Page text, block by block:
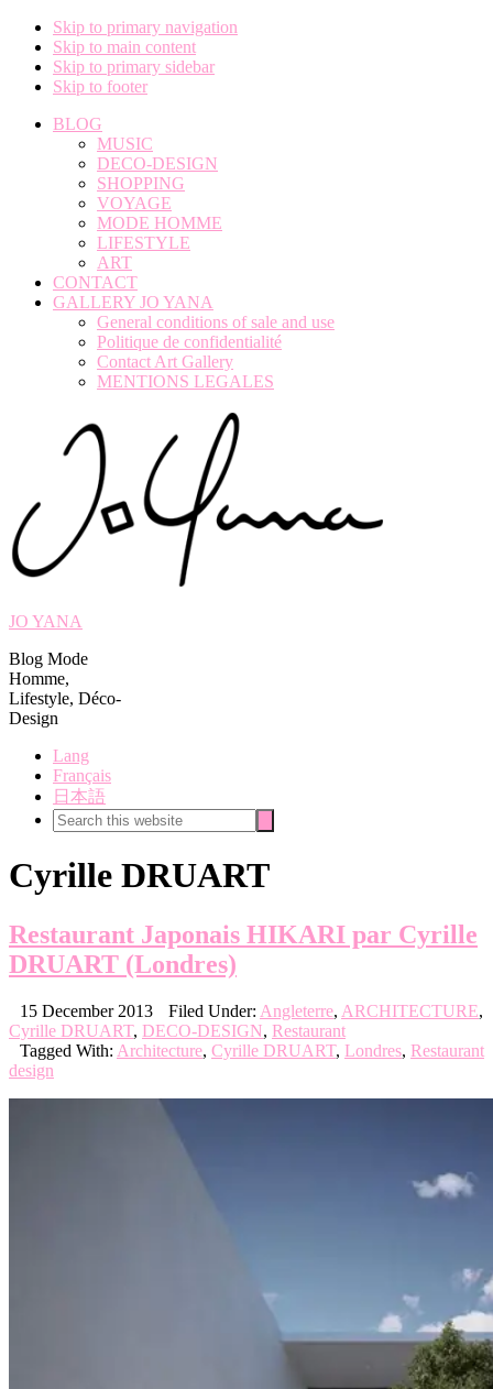
Skip to primary navigation
Skip to main content
Skip to primary sidebar
Skip to footer
BLOG
MUSIC
DECO-DESIGN
SHOPPING
VOYAGE
MODE HOMME
LIFESTYLE
ART
CONTACT
GALLERY JO YANA
General conditions of sale and use
Politique de confidentialité
Contact Art Gallery
MENTIONS LEGALES
JO YANA
Blog Mode
Homme,
Lifestyle, Déco-
Design
Lang
Français
日本語
Search
this
Cyrille DRUART
Restaurant Japonais HIKARI par Cyrille
DRUART (Londres)
15 December 2013 Filed Under: Angleterre, ARCHITECTURE,
Cyrille DRUART, DECO-DESIGN, Restaurant
Tagged With: Architecture, Cyrille DRUART, Londres, Restaurant
design